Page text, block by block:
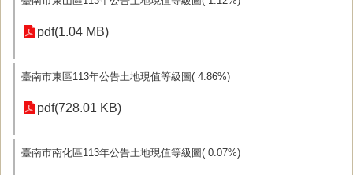
pdf(1.04 MB)
臺南市東區113年公告土地現值等級圖( 4.86%)
pdf(728.01 KB)
臺南市南化區113年公告土地現值等級圖( 0.07%)